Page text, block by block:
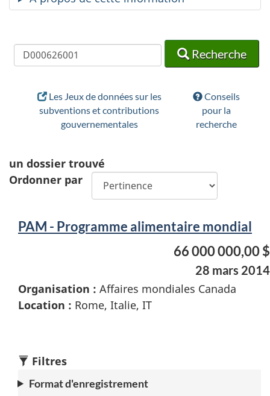
Recherche
Recherche
Recherche
Les Jeux de données sur les
subventions et contributions
gouvernementales
Conseils
pour la
recherche
un dossier trouvé
Ordonner par
PAM - Programme alimentaire mondial
66 000 000,00 $
28 mars 2014
Organisation : Affaires mondiales Canada
Location : Rome, Italie, IT
Filtres
Format d'enregistrement